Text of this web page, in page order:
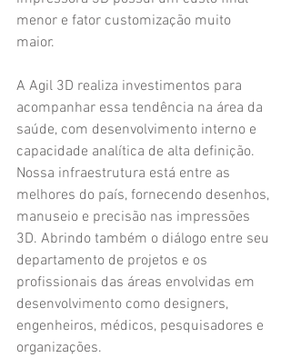
menor e fator customização muito
maior.
A Agil 3D realiza investimentos para
acompanhar essa tendência na área da
saúde, com desenvolvimento interno e
capacidade analítica de alta definição.
Nossa infraestrutura está entre as
melhores do país, fornecendo desenhos,
manuseio e precisão nas impressões
3D. Abrindo também o diálogo entre seu
departamento de projetos e os
profissionais das áreas envolvidas em
desenvolvimento como designers,
engenheiros, médicos, pesquisadores e
organizações.